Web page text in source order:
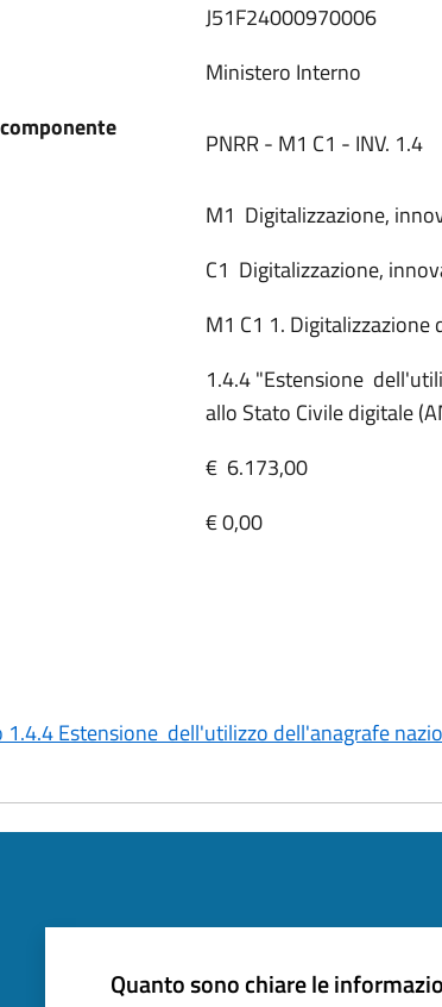
J51F24000970006
Ministero Interno
PNRR - M1 C1 - INV. 1.4
M1 Digitalizzazione,
C1 Digitalizzazione,
M1 C1 1. Digitalizzazione
1.4.4 "Estensione
allo Stato Civile digitale
€ 6.173,00
€ 0,00
Estensione dell'utilizzo dell'anagrafe
Quanto sono chiare le